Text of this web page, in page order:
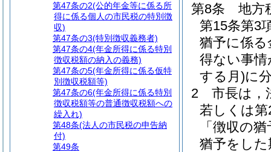
第8条
地方
第15条第3
猶予に係
得ない事
する月)に
2
市長は，
若しくは
「徴収の
猶予をし
第47条の2(公的年金等に係る所
得に係る個人の市民税の特別徴
収)
第47条の3(特別徴収義務者)
第47条の4(年金所得に係る特別
徴収税額の納入の義務)
第47条の5(年金所得に係る仮特
別徴収税額等)
第47条の6(年金所得に係る特別
徴収税額等の普通徴収税額への
繰入れ)
第48条(法人の市民税の申告納
付)
第49条